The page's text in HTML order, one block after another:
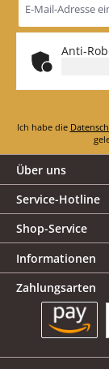
Mail-
Adresse
*
Anti-
Ich habe die
Über uns
Service-Hotline
Shop-Service
Informationen
Zahlungsarten